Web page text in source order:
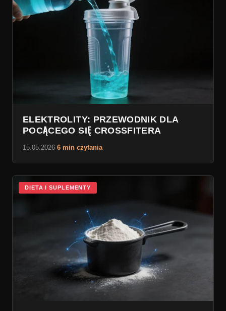
ELEKTROLITY: PRZEWODNIK DLA
POCĄCEGO SIĘ CROSSFITERA
15.05.2026 6 min czytania
DIETA I SUPLEMENTY